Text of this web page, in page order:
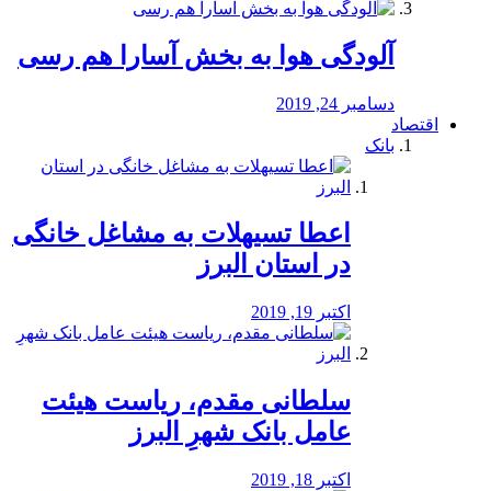
آلودگی هوا به بخش آسارا هم رسی
دسامبر 24, 2019
اقتصاد
بانک
️اعطا تسیهلات به مشاغل خانگی
در استان البرز
اکتبر 19, 2019
سلطانی مقدم، ریاست هیئت
عامل بانک شهرِ البرز
اکتبر 18, 2019